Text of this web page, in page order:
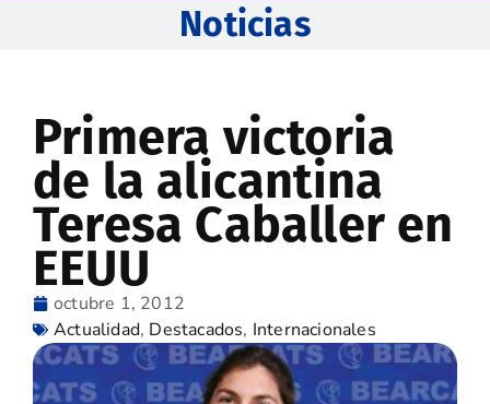
Noticias
Primera victoria
de la alicantina
Teresa Caballer en
EEUU
octubre 1, 2012
Actualidad, Destacados, Internacionales